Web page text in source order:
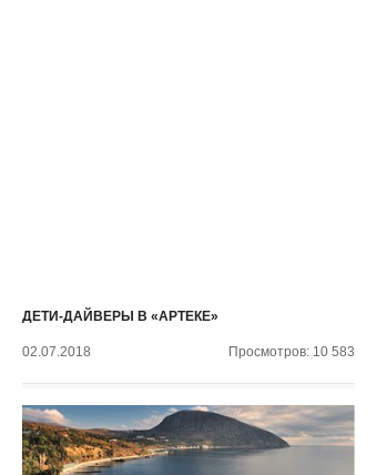
ДЕТИ-ДАЙВЕРЫ В «АРТЕКЕ»
02.07.2018 Просмотров: 10 583